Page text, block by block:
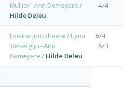
Mullier-Ann Demeyere /
Hilde Deleu
4/4
Eveline Jonckheere / Lynn
Tiebergijn -Ann
Demeyere / Hilde Deleu
6/4
5/3